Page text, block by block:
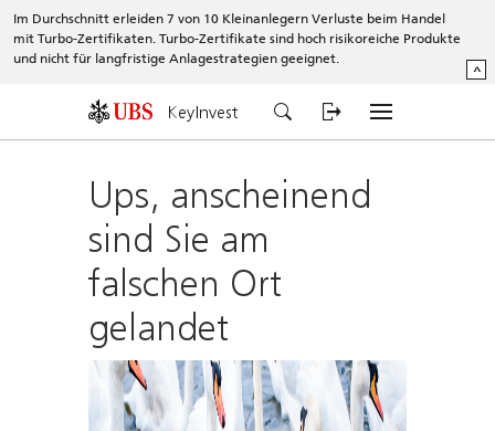
Im Durchschnitt erleiden 7 von 10 Kleinanlegern Verluste beim Handel
mit Turbo-Zertifikaten. Turbo-Zertifikate sind hoch risikoreiche Produkte
und nicht für langfristige Anlagestrategien geeignet.
^
KeyInvest
Ups, anscheinend
sind Sie am
falschen Ort
gelandet